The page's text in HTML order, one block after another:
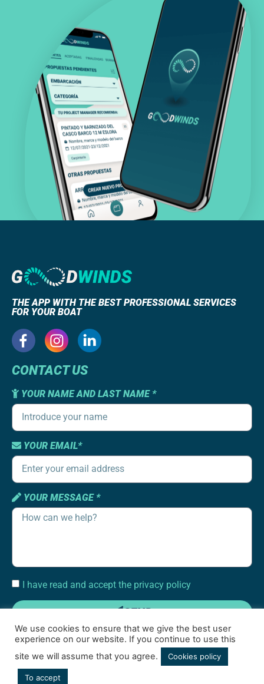
THE APP WITH THE BEST PROFESSIONAL SERVICES
FOR YOUR BOAT
CONTACT US
YOUR NAME AND LAST NAME *
YOUR EMAIL*
YOUR MESSAGE *
I have read and accept the privacy policy
SEND
Terms of use
We use cookies to ensure that we give the best user
experience on our website. If you continue to use this
site we will assume that you agree.
Cookies policy
To accept